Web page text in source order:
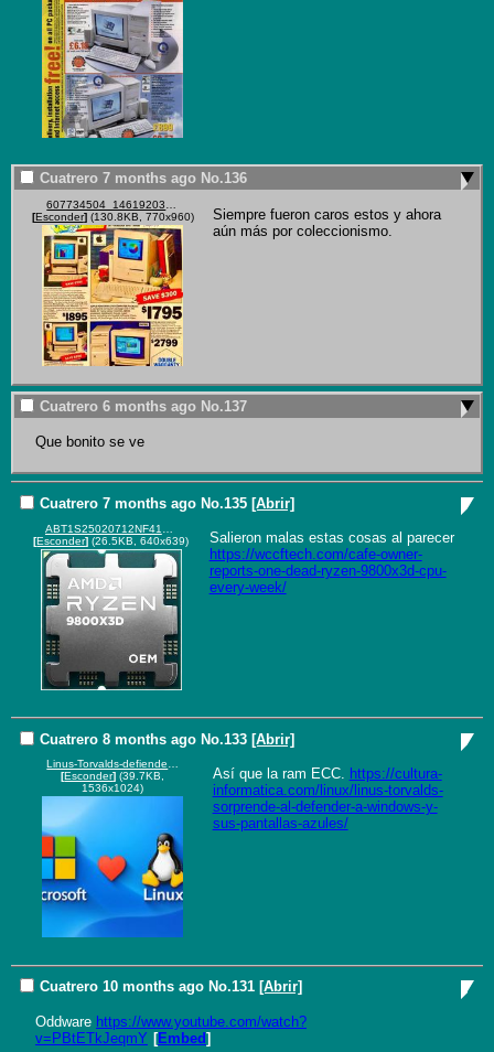
Cuatrero 7 months ago No.136
[Esconder](130.8KB, 770x960)
Siempre fueron caros estos y ahora
aún más por coleccionismo.
Cuatrero 6 months ago No.137
Que bonito se ve
Cuatrero 7 months ago No.135 [Abrir]
[Esconder] (26.5KB, 640x639)
Salieron malas estas cosas al parecer
https://wccftech.com/cafe-owner-
reports-one-dead-ryzen-9800x3d-cpu-
every-week/
Cuatrero 8 months ago No.133 [Abrir]
Linus-Torvalds-defiende-a-Windows-y-culpa-al-hardware-por-las-pantallas-azules.webp
[Esconder] (39.7KB,
1536x1024)
Así que la ram ECC.
https://cultura-
informatica.com/linux/linus-torvalds-
sorprende-al-defender-a-windows-y-
sus-pantallas-azules/
Cuatrero 10 months ago No.131 [Abrir]
Oddware https://www.youtube.com/watch?
v=PBtETkJeqmY [Embed]